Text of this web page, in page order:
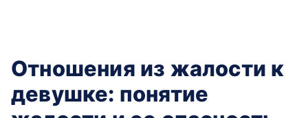
Отношения из жалости к
девушке: понятие